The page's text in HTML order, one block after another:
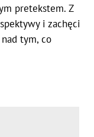
pretekstem. Z
i zachęci
tym, co